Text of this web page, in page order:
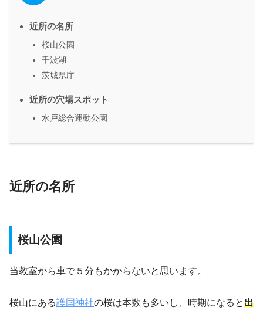
近所の名所
桜山公園
千波湖
茨城県庁
近所の穴場スポット
水戸総合運動公園
近所の名所
桜山公園
当教室から車で５分もかからないと思います。
桜山にある護国神社の桜は本数も多いし、時期になると出